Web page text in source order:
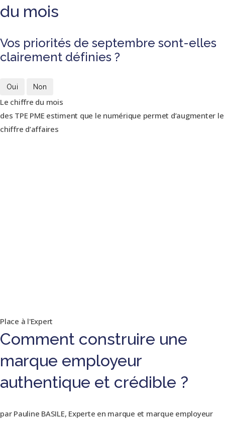
du mois
Vos priorités de septembre sont-elles
clairement définies ?
Oui Non
Le chiffre du mois
des TPE PME estiment que le numérique permet d’augmenter le
chiffre d’affaires
Place à l'Expert
Comment construire une
marque employeur
authentique et crédible ?
par Pauline BASILE, Experte en marque et marque employeur